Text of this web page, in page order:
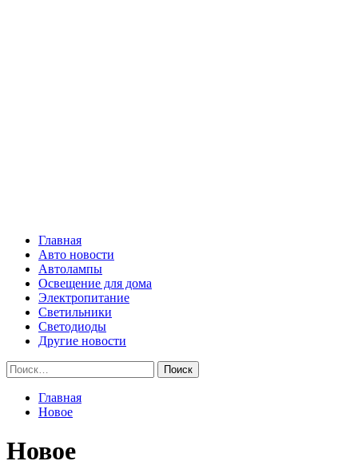
Главная
Авто новости
Автолампы
Освещение для дома
Электропитание
Светильники
Светодиоды
Другие новости
Найти:
Главная
Новое
Новое